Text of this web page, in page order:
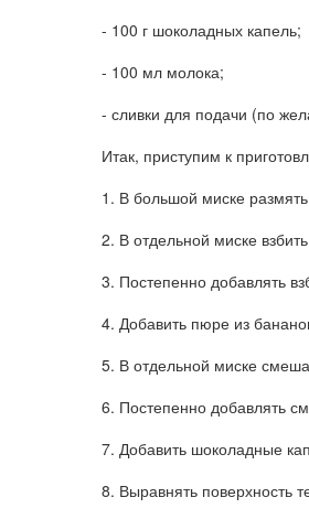
- 100 г шоколадных капель;
- 100 мл молока;
- сливки для подачи (по
Итак, приступим к
1. В большой миске
2. В отдельной миске
3. Постепенно добавлять
4. Добавить пюре из
5. В отдельной миске
6. Постепенно добавлять
7. Добавить шоколадные
8. Выравнять поверхность